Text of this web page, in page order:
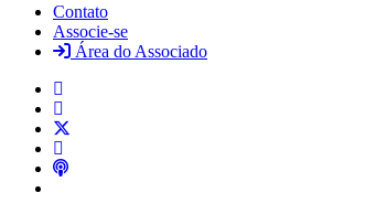
Contato
Associe-se
Área do Associado